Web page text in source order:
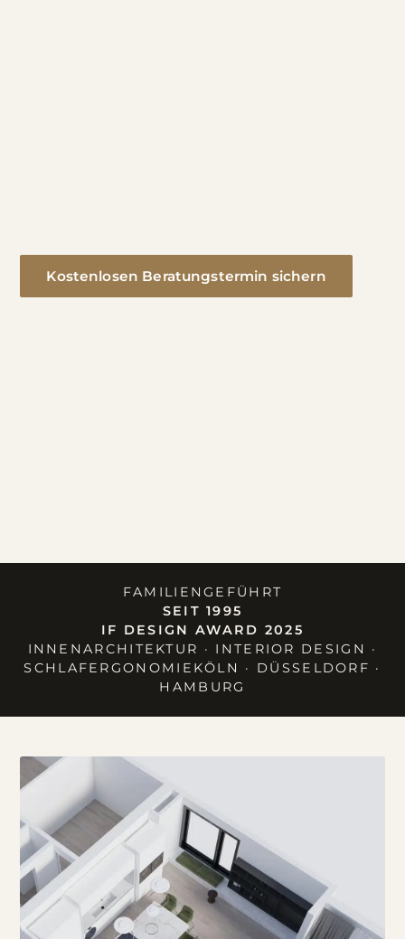
Kostenlosen Beratungstermin sichern
FAMILIENGEFÜHRT
SEIT 1995
IF DESIGN AWARD 2025
INNENARCHITEKTUR · INTERIOR DESIGN ·
SCHLAFERGONOMIEKÖLN · DÜSSELDORF ·
HAMBURG